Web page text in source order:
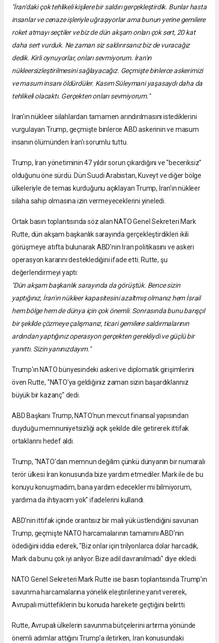
"İran'daki çok tehlikeli kişilere bir saldırı gerçekleştirdik. Bunlar hasta
insanlar ve cenaze işleriyle uğraşıyorlar ama bunun yerine gemilere
roket atmayı seçtiler ve biz de dün akşam onları çok sert, 20 kat
daha sert vurduk. Ne zaman siz saldırırsanız biz de vuracağız
dedik. Kirli oynuyorlar, onları sevmiyorum. İran'ın
nükleersizleştirilmesini sağlayacağız. Geçmişte binlerce askerimizi
ve masum insanı öldürdüler. Kasım Süleymani yaşasaydı daha da
tehlikeli olacaktı. Gerçekten onları sevmiyorum."
İran'ın nükleer silahlardan tamamen arındırılmasını istediklerini
vurgulayan Trump, geçmişte binlerce ABD askerinin ve masum
insanın ölümünden İran'ı sorumlu tuttu.
Trump, İran yönetiminin 47 yıldır sorun çıkardığını ve "beceriksiz"
olduğunu öne sürdü. Dün Suudi Arabistan, Kuveyt ve diğer bölge
ülkeleriyle de temas kurduğunu açıklayan Trump, İran'ın nükleer
silaha sahip olmasına izin vermeyeceklerini yineledi.
Ortak basın toplantısında söz alan NATO Genel Sekreteri Mark
Rutte, dün akşam başkanlık sarayında gerçekleştirdikleri ikili
görüşmeye atıfta bulunarak ABD'nin İran politikasını ve askeri
operasyon kararını desteklediğini ifade etti. Rutte, şu
değerlendirmeyi yaptı:
"Dün akşam başkanlık sarayında da görüştük. Bence sizin
yaptığınız, İran'ın nükleer kapasitesini azaltmış olmanız hem İsrail
hem bölge hem de dünya için çok önemli. Sonrasında bunu barışçıl
bir şekilde çözmeye çalışmanız, ticari gemilere saldırmalarının
ardından yaptığınız operasyon gerçekten gerekliydi ve güçlü bir
yanıttı. Sizin yanınızdayım."
Trump'ın NATO bünyesindeki askeri ve diplomatik girişimlerini
öven Rutte, "NATO'ya geldiğiniz zaman sizin başardıklarınız
büyük bir kazanç" dedi.
ABD Başkanı Trump, NATO'nun mevcut finansal yapısından
duyduğu memnuniyetsizliği açık şekilde dile getirerek ittifak
ortaklarını hedef aldı.
Trump, "NATO'dan memnun değilim çünkü dünyanın bir numaralı
terör ülkesi İran konusunda bize yardım etmediler. Mark ile de bu
konuyu konuşmadım, bana yardım edecekler mi bilmiyorum,
yardıma da ihtiyacım yok" ifadelerini kullandı.
ABD'nin ittifak içinde orantısız bir mali yük üstlendiğini savunan
Trump, geçmişte NATO harcamalarının tamamını ABD'nin
ödediğini iddia ederek, "Biz onlar için trilyonlarca dolar harcadık,
Mark da bunu çok iyi anlıyor. Bize adil davranılmadı" diye ekledi.
NATO Genel Sekreteri Mark Rutte ise basın toplantısında Trump'ın
savunma harcamalarına yönelik eleştirilerine yanıt vererek,
Avrupalı müttefiklerin bu konuda harekete geçtiğini belirtti.
Rutte, Avrupalı ülkelerin savunma bütçelerini artırma yönünde
önemli adımlar attığını Trump'a iletirken, İran konusundaki